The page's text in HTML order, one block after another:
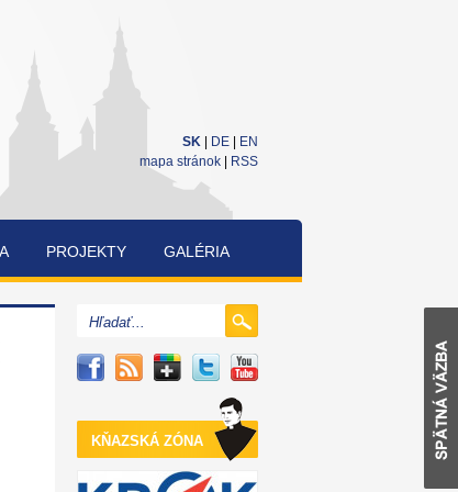
SK DE
EN
mapa stránok
RSS
PROJEKTY GALÉRIA
CUKRÁRENSKÁ
SÚŤAŽ
KŇAZSKÁ ZÓNA